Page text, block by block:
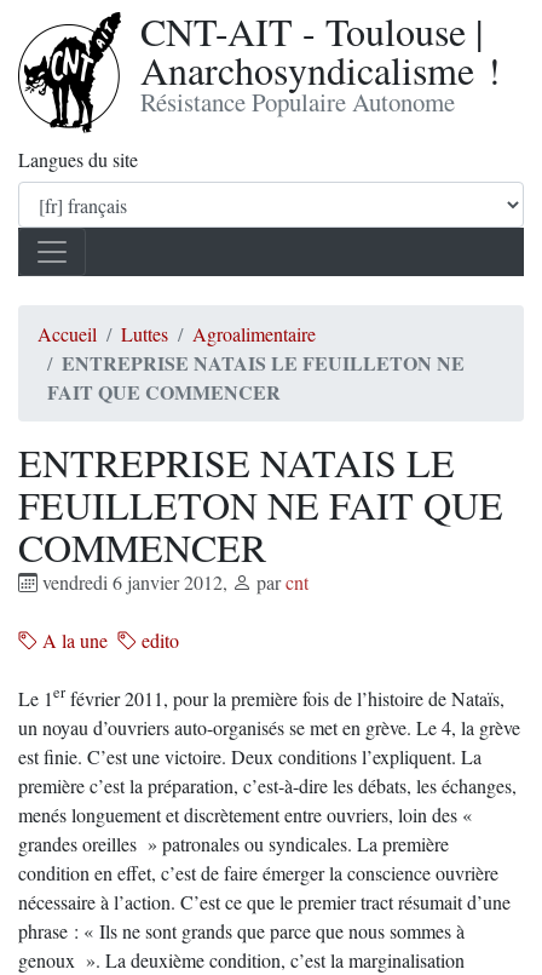
CNT-AIT - Toulouse |
Anarchosyndicalisme !
Résistance Populaire Autonome
Langues du site
Accueil Luttes Agroalimentaire
ENTREPRISE NATAIS LE FEUILLETON NE
FAIT QUE COMMENCER
ENTREPRISE NATAIS LE
FEUILLETON NE FAIT QUE
COMMENCER
vendredi 6 janvier 2012, parcnt
A la une edito
Le 1er février 2011, pour la première fois de l’histoire de Nataïs,
un noyau d’ouvriers auto-organisés se met en grève. Le 4, la grève
est finie. C’est une victoire. Deux conditions l’expliquent. La
première c’est la préparation, c’est-à-dire les débats, les échanges,
menés longuement et discrètement entre ouvriers, loin des «
grandes oreilles » patronales ou syndicales. La première
condition en effet, c’est de faire émerger la conscience ouvrière
nécessaire à l’action. C’est ce que le premier tract résumait d’une
phrase : « Ils ne sont grands que parce que nous sommes à
genoux ». La deuxième condition, c’est la marginalisation